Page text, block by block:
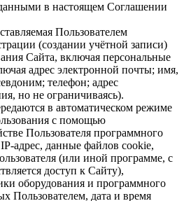
в настоящем Соглашении
Пользователем
(создании учётной записи)
Сайта, включая персональные
адрес электронной почты; имя,
телефон; адрес
но не ограничиваясь).
в автоматическом режиме
с помощью
Пользователя программного
адрес, данные файлов cookie,
(или иной программе, с
доступ к Сайту),
оборудования и программного
Пользователем, дата и время